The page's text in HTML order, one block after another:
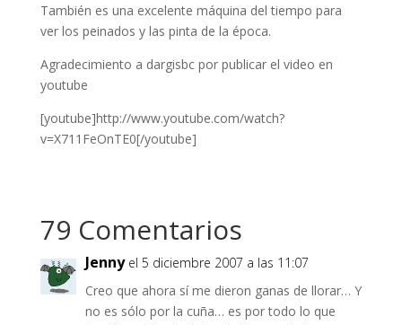
También es una excelente máquina del tiempo para
ver los peinados y las pinta de la época.
Agradecimiento a dargisbc por publicar el video en
youtube
[youtube]http://www.youtube.com/watch?
v=X711FeOnTE0[/youtube]
79 Comentarios
Jenny el 5 diciembre 2007 a las 11:07
Creo que ahora sí me dieron ganas de llorar… Y
no es sólo por la cuña… es por todo lo que